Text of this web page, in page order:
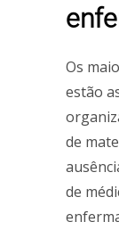
Os
estão
de
de